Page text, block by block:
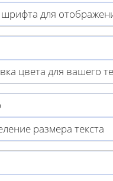
для
цвета для вашего
размера текста